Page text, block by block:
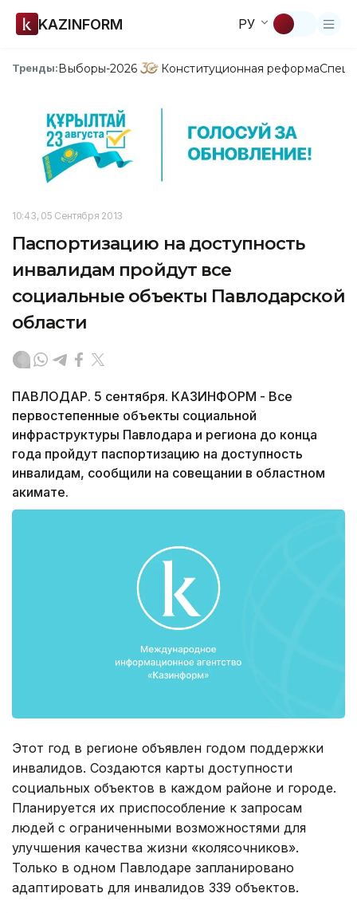
KAZINFORM РУ
Тренды:Выборы-2026 Конституционная реформа
10:43, 05 Сентября 2013
Паспортизацию на доступность
инвалидам пройдут все
социальные объекты Павлодарской
области
ПАВЛОДАР. 5 сентября. КАЗИНФОРМ - Все
первостепенные объекты социальной
инфраструктуры Павлодара и региона до конца
года пройдут паспортизацию на доступность
инвалидам, сообщили на совещании в областном
акимате.
Этот год в регионе объявлен годом поддержки
инвалидов. Создаются карты доступности
социальных объектов в каждом районе и городе.
Планируется их приспособление к запросам
людей с ограниченными возможностями для
улучшения качества жизни «колясочников».
Только в одном Павлодаре запланировано
адаптировать для инвалидов 339 объектов.